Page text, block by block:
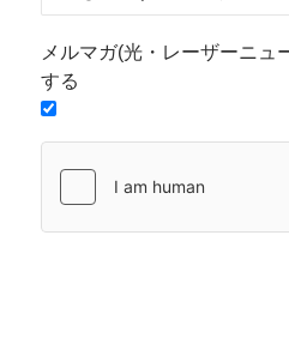
メルマガ(光・レーザーニュ
する